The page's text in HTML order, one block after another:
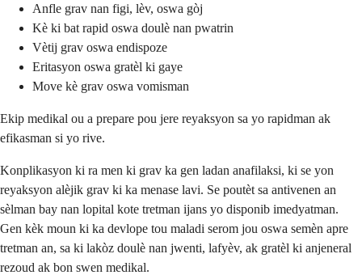
Anfle grav nan figi, lèv, oswa gòj
Kè ki bat rapid oswa doulè nan pwatrin
Vètij grav oswa endispoze
Eritasyon oswa gratèl ki gaye
Move kè grav oswa vomisman
Ekip medikal ou a prepare pou jere reyaksyon sa yo rapidman ak
efikasman si yo rive.
Konplikasyon ki ra men ki grav ka gen ladan anafilaksi, ki se yon
reyaksyon alèjik grav ki ka menase lavi. Se poutèt sa antivenen an
sèlman bay nan lopital kote tretman ijans yo disponib imedyatman.
Gen kèk moun ki ka devlope tou maladi serom jou oswa semèn apre
tretman an, sa ki lakòz doulè nan jwenti, lafyèv, ak gratèl ki anjeneral
rezoud ak bon swen medikal.